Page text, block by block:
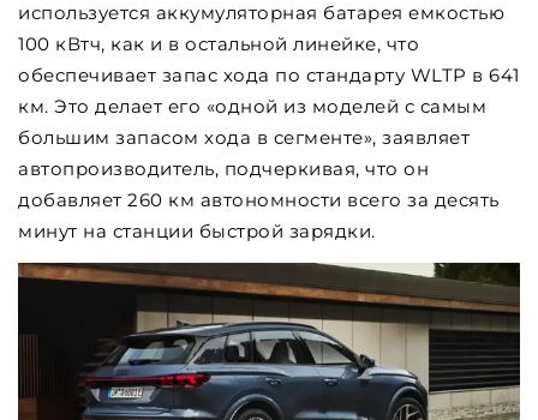
используется аккумуляторная батарея емкостью
100 кВтч, как и в остальной линейке, что
обеспечивает запас хода по стандарту WLTP в 641
км. Это делает его «одной из моделей с самым
большим запасом хода в сегменте», заявляет
автопроизводитель, подчеркивая, что он
добавляет 260 км автономности всего за десять
минут на станции быстрой зарядки.